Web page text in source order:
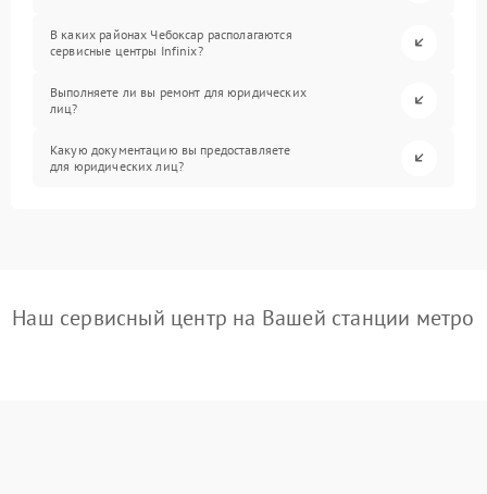
В каких районах Чебоксар располагаются
сервисные центры Infinix?
Выполняете ли вы ремонт для юридических
лиц?
Какую документацию вы предоставляете
для юридических лиц?
Наш сервисный центр на Вашей станции метро